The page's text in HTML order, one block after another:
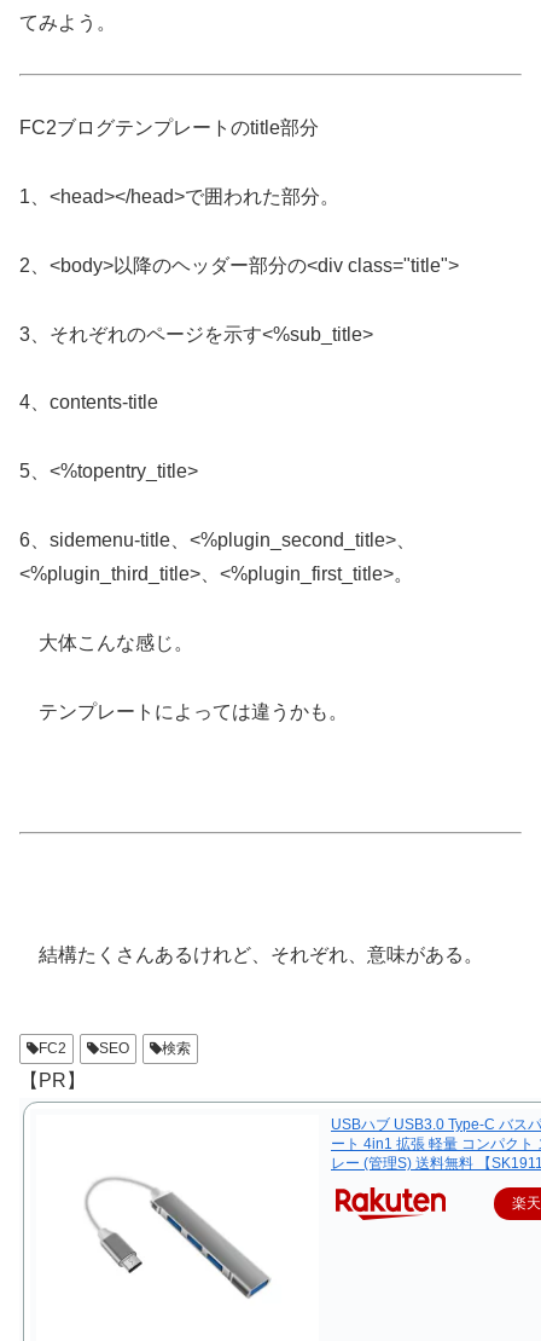
てみよう。
FC2ブログテンプレートのtitle部分
1、<head></head>で囲われた部分。
2、<body>以降のヘッダー部分の<div class="title">
3、それぞれのページを示す<%sub_title>
4、contents-title
5、<%topentry_title>
6、sidemenu-title、<%plugin_second_title>、
<%plugin_third_title>、<%plugin_first_title>。
大体こんな感じ。
テンプレートによっては違うかも。
結構たくさんあるけれど、それぞれ、意味がある。
FC2 SEO 検索
【PR】
USBハブ USB3.0 Type-C バス
ート 4in1 拡張 軽量 コンパクト
レー (管理S) 送料無料 【
楽